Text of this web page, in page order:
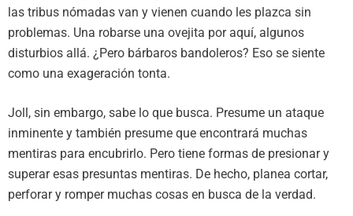
las tribus nómadas van y vienen cuando les plazca sin
problemas. Una robarse una ovejita por aquí, algunos
disturbios allá. ¿Pero bárbaros bandoleros? Eso se siente
como una exageración tonta.
Joll, sin embargo, sabe lo que busca. Presume un ataque
inminente y también presume que encontrará muchas
mentiras para encubrirlo. Pero tiene formas de presionar y
superar esas presuntas mentiras. De hecho, planea cortar,
perforar y romper muchas cosas en busca de la verdad.